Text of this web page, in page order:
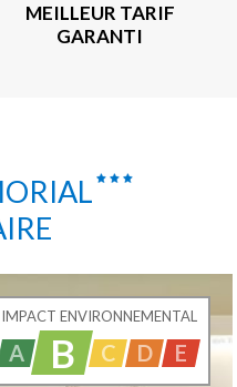
MEILLEUR TARIF
GARANTI
IMPACT ENVIRONNEMENTAL
A B C D E